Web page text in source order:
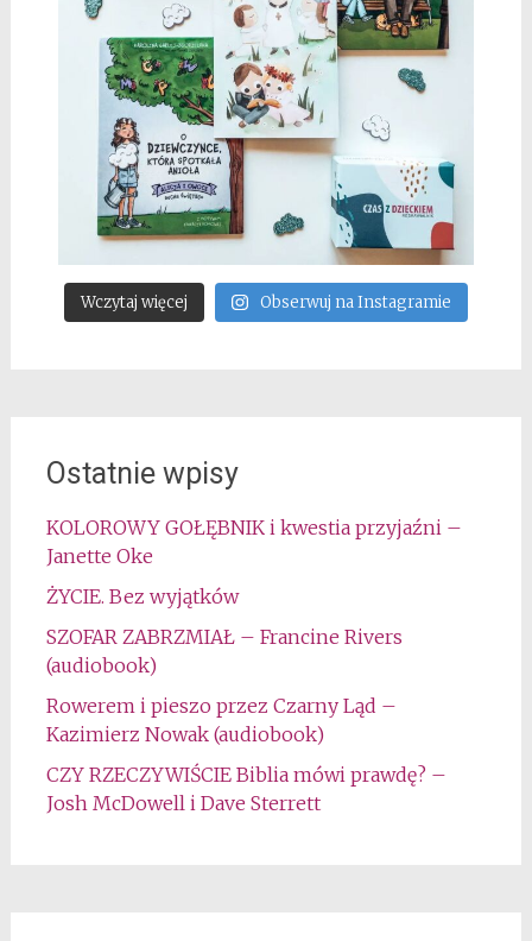
Wczytaj więcej Obserwuj na Instagramie
Ostatnie wpisy
KOLOROWY GOŁĘBNIK i kwestia przyjaźni –
Janette Oke
ŻYCIE. Bez wyjątków
SZOFAR ZABRZMIAŁ – Francine Rivers
(audiobook)
Rowerem i pieszo przez Czarny Ląd –
Kazimierz Nowak (audiobook)
CZY RZECZYWIŚCIE Biblia mówi prawdę? –
Josh McDowell i Dave Sterrett